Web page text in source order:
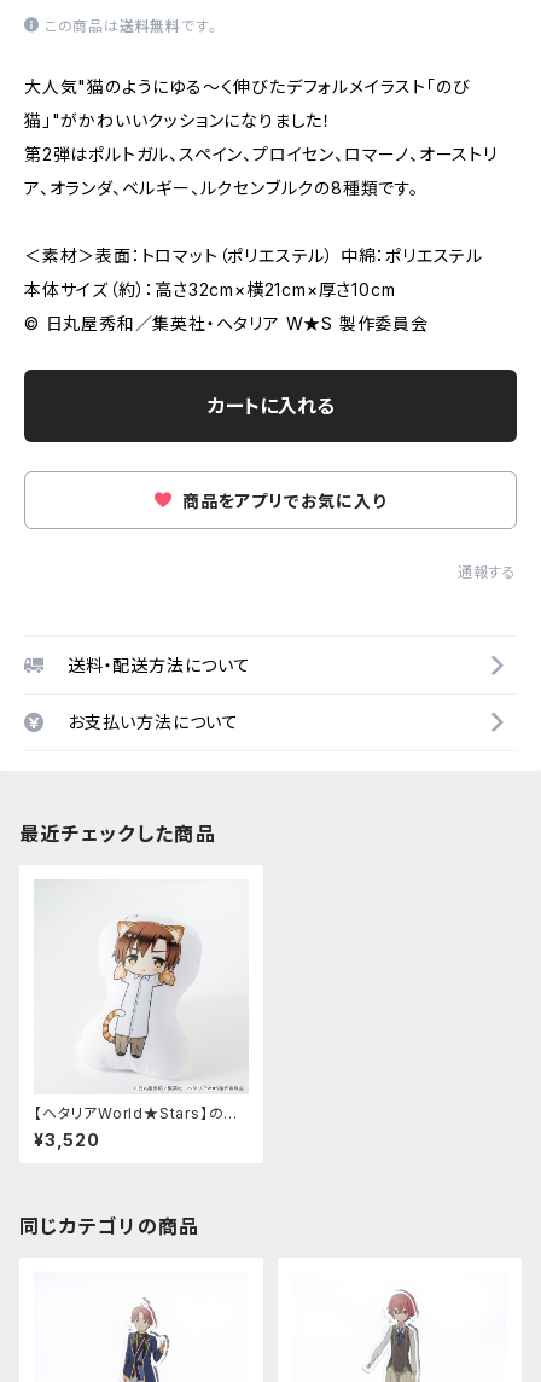
この商品は送料無料です。
大人気"猫のようにゆる〜く伸びたデフォルメイラスト「のび
猫」"がかわいいクッションになりました！
第2弾はポルトガル、スペイン、プロイセン、ロマーノ、オーストリ
ア、オランダ、ベルギー、ルクセンブルクの8種類です。
＜素材＞表面：トロマット（ポリエステル） 中綿：ポリエステル
本体サイズ（約）：高さ32cm×横21cm×厚さ10cm
© 日丸屋秀和／集英社・ヘタリア W★S 製作委員会
カートに入れる
商品をアプリでお気に入り
通報する
送料・配送方法について
お支払い方法について
最近チェックした商品
【ヘタリアWorld★Stars】のび
猫クッション 第2弾（ロマーノ）
¥3,520
同じカテゴリの商品